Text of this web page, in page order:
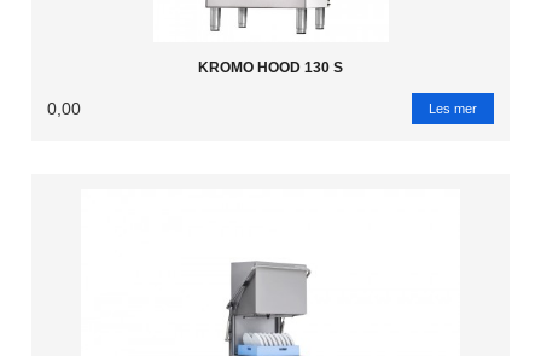
KROMO HOOD 130 S
0,00 Les mer